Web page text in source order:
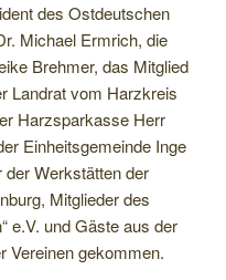
des Ostdeutschen
Michael Ermrich, die
Brehmer, das Mitglied
Landrat vom Harzkreis
Harzsparkasse Herr
Einheitsgemeinde Inge
der Werkstätten der
Mitglieder des
e.V. und Gäste aus der
Vereinen gekommen.